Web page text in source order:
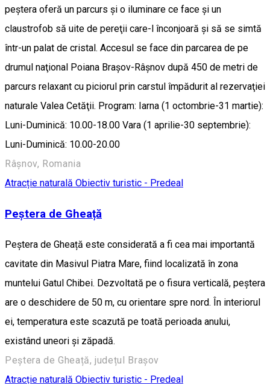
peştera oferă un parcurs şi o iluminare ce face şi un
claustrofob să uite de pereţii care-l înconjoară şi să se simtă
într-un palat de cristal. Accesul se face din parcarea de pe
drumul naţional Poiana Braşov-Râşnov după 450 de metri de
parcurs relaxant cu piciorul prin carstul împădurit al rezervaţiei
naturale Valea Cetăţii. Program: Iarna (1 octombrie-31 martie):
Luni-Duminică: 10.00-18.00 Vara (1 aprilie-30 septembrie):
Luni-Duminică: 10.00-20.00
Râșnov, Romania
Atracție naturală Obiectiv turistic - Predeal
Peștera de Gheață
Peștera de Gheață este considerată a fi cea mai importantă
cavitate din Masivul Piatra Mare, fiind localizată în zona
muntelui Gatul Chibei. Dezvoltată pe o fisura verticală, peștera
are o deschidere de 50 m, cu orientare spre nord. În interiorul
ei, temperatura este scazută pe toată perioada anului,
existând uneori și zăpadă.
Peștera de Gheață, județul Brașov
Atracție naturală Obiectiv turistic - Predeal